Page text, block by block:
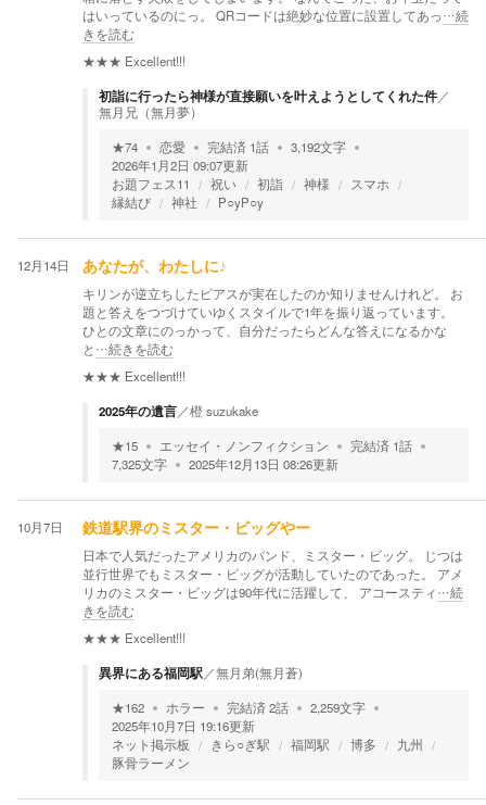
はいっているのにっ。 QRコードは絶妙な位置に設置してあっ…続
きを読む
★★★ Excellent!!!
初詣に行ったら神様が直接願いを叶えようとしてくれた件／
無月兄（無月夢）
★74 恋愛 完結済 1話 3,192文字
2026年1月2日 09:07更新
お題フェス11
祝い 初詣 神様
スマホ
縁結び
神社 P○yP○y
12月14日 あなたが、わたしに♪
キリンが逆立ちしたピアスが実在したのか知りませんけれど。 お
題と答えをつづけていゆくスタイルで1年を振り返っています。
ひとの文章にのっかって、自分だったらどんな答えになるかな
と …続きを読む
★★★ Excellent!!!
2025年の遺言／橙 suzukake
★15 エッセイ・ノンフィクション 完結済 1話
7,325文字 2025年12月13日 08:26更新
10月7日 鉄道駅界のミスター・ビッグやー
日本で人気だったアメリカのバンド、ミスター・ビッグ。 じつは
並行世界でもミスター・ビッグが活動していたのであった。 アメ
リカのミスター・ビッグは90年代に活躍して、 アコースティ…続
きを読む
★★★ Excellent!!!
異界にある福岡駅／無月弟(無月蒼)
★162 ホラー 完結済2話 2,259文字
2025年10月7日 19:16更新
ネット掲示板
きら○ぎ駅 福岡駅 博多
九州
豚骨ラーメン